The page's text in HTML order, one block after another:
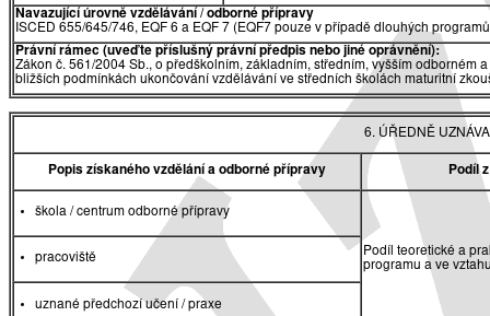
Navazující úrovně vzdělávání / odborné přípravy
ISCED 655/645/746, EQF 6 a EQF 7 (EQF7 pouze v případě dlouhých
Právní rámec (uveďte příslušný právní předpis nebo jiné oprávnění):
Zákon č. 561/2004 Sb., o předškolním, základním, středním, vyšším
bližších podmínkách ukončování vzdělávání ve středních školách maturitní
6. ÚŘEDNĚ
Popis získaného vzdělání a odborné přípravy Podíl
škola / centrum odborné přípravy
Podíl teoretické a
programu a ve
pracoviště
uznané předchozí učení / praxe